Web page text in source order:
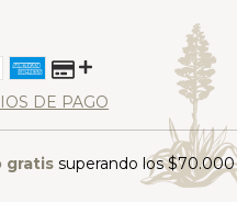
DE PAGO
gratis superando los$70.000